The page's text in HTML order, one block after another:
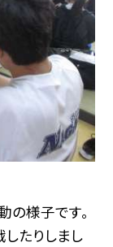
の様子です。
たりしまし